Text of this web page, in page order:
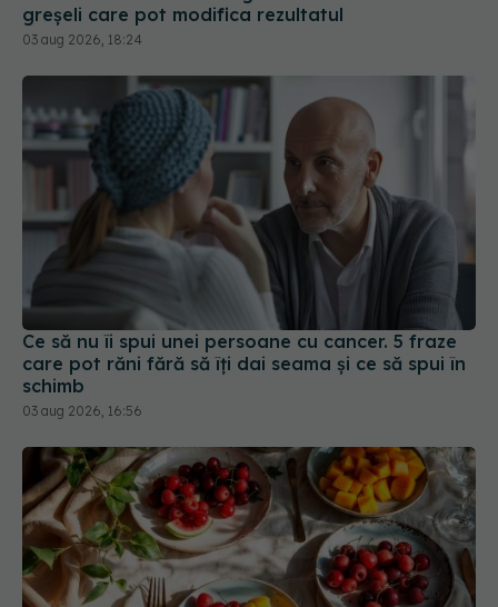
Ce să nu îi spui unei persoane cu cancer. 5 fraze
care pot răni fără să îți dai seama și ce să spui în
schimb
03 aug 2026, 16:56